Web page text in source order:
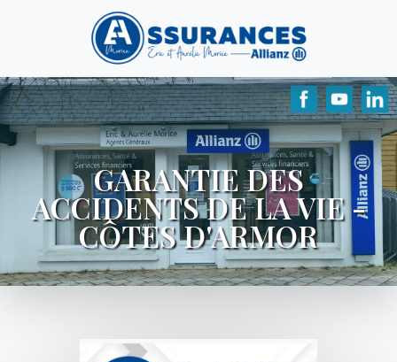
GARANTIE DES
ACCIDENTS DE LA VIE -
CÔTES D'ARMOR